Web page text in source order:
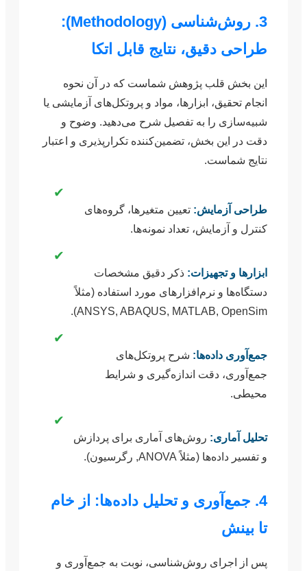
3. روش‌شناسی (Methodology):
طراحی دقیق، نتایج قابل اتکا
این بخش قلب پژوهش شماست که در آن نحوه
انجام تحقیق، ابزارها، مواد و پروتکل‌های آزمایشی یا
شبیه‌سازی را به تفصیل شرح می‌دهید. وضوح و
دقت در این بخش، تضمین‌کننده تکرارپذیری و اعتبار
نتایج شماست.
✔
طراحی آزمایش: تعیین متغیرها، گروه‌های
کنترل و آزمایش، تعداد نمونه‌ها.
✔
ابزارها و تجهیزات: ذکر دقیق مشخصات
دستگاه‌ها و نرم‌افزارهای مورد استفاده (مثلاً
ANSYS, ABAQUS, MATLAB, OpenSim).
✔
جمع‌آوری داده‌ها: شرح پروتکل‌های
جمع‌آوری، دقت اندازه‌گیری و شرایط
محیطی.
✔
تحلیل آماری: روش‌های آماری برای پردازش
و تفسیر داده‌ها (مثلاً ANOVA, رگرسیون).
4. جمع‌آوری و تحلیل داده‌ها: از خام
تا بینش
پس از اجرای روش‌شناسی، نوبت به جمع‌آوری و